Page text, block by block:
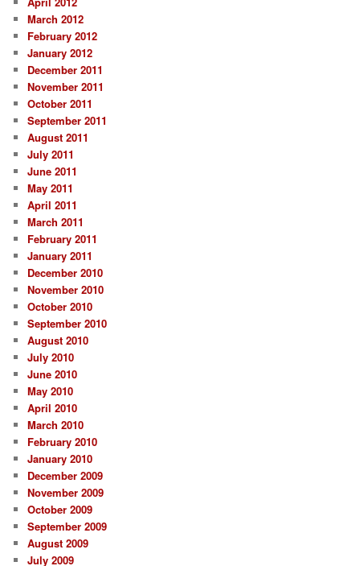
March 2012
February 2012
January 2012
December 2011
November 2011
October 2011
September 2011
August 2011
July 2011
June 2011
May 2011
April 2011
March 2011
February 2011
January 2011
December 2010
November 2010
October 2010
September 2010
August 2010
July 2010
June 2010
May 2010
April 2010
March 2010
February 2010
January 2010
December 2009
November 2009
October 2009
September 2009
August 2009
July 2009